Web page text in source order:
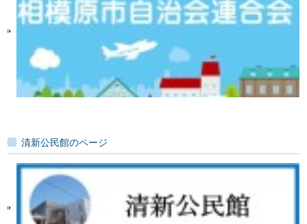
清新公民館のページ